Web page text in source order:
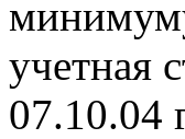
учетная
07.10.04